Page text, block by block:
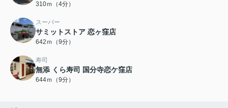
310ｍ（4分）
スーパー
サミットストア 恋ヶ窪店
642ｍ（9分）
寿司
無添 くら寿司 国分寺恋ケ窪店
644ｍ（9分）